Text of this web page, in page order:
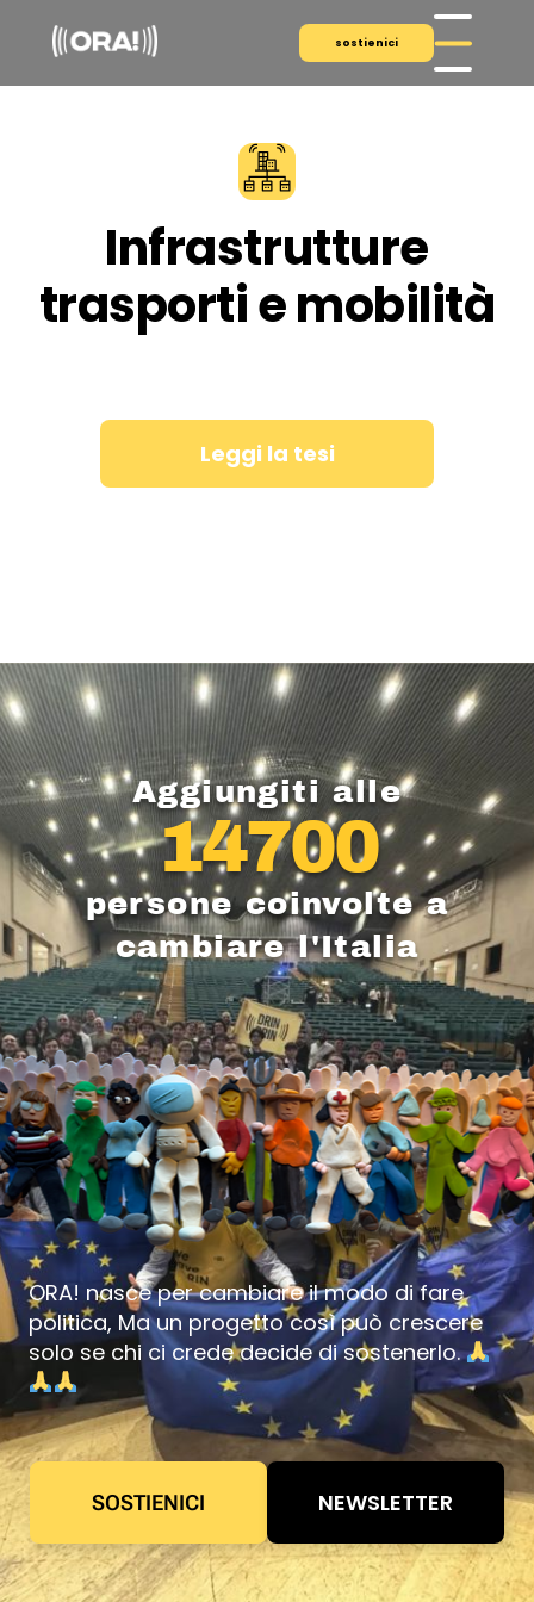
sostienici
Infrastrutture
trasporti e mobilità​
Leggi la tesi
Aggiungiti alle
14700
persone coinvolte a
cambiare l'Italia
ORA! nasce per cambiare il modo di fare
politica, Ma un progetto così può crescere
solo se chi ci crede decide di sostenerlo.
SOSTIENICI NEWSLETTER